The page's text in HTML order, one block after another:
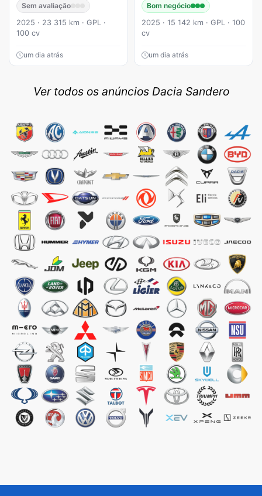
Sem avaliação
2025 · 23 315 km · GPL ·
100 cv
um dia atrás
Bom negócio
2025 · 15 142 km · GPL · 100
cv
um dia atrás
Ver todos os anúncios Dacia Sandero